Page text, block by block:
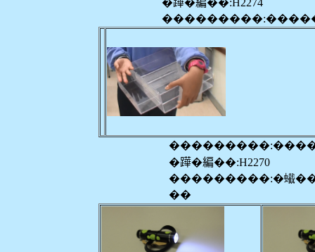
�𨅯�編��:H2274
�𨅯�編��:H2270
���������:�蠘��
��